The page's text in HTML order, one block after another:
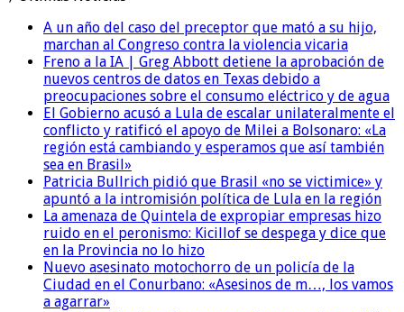
A un año del caso del preceptor que mató a su hijo,
marchan al Congreso contra la violencia vicaria
Freno a la IA | Greg Abbott detiene la aprobación de
nuevos centros de datos en Texas debido a
preocupaciones sobre el consumo eléctrico y de agua
El Gobierno acusó a Lula de escalar unilateralmente el
conflicto y ratificó el apoyo de Milei a Bolsonaro: «La
región está cambiando y esperamos que así también
sea en Brasil»
Patricia Bullrich pidió que Brasil «no se victimice» y
apuntó a la intromisión política de Lula en la región
La amenaza de Quintela de expropiar empresas hizo
ruido en el peronismo: Kicillof se despega y dice que
en la Provincia no lo hizo
Nuevo asesinato motochorro de un policía de la
Ciudad en el Conurbano: «Asesinos de m…, los vamos
a agarrar»